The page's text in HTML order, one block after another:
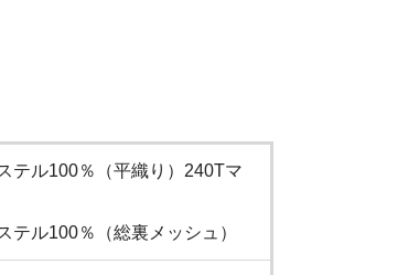
テル100％（平織り）240Tマ
テル100％（総裏メッシュ）